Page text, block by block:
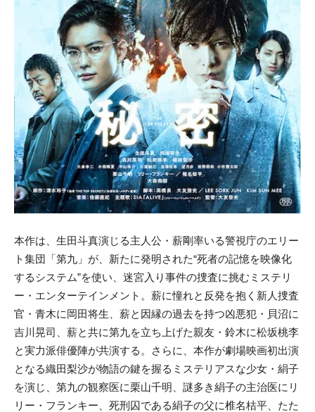
本作は、生田斗真演じる主人公・薪剛率いる警視庁のエリー
ト集団「第九」が、新たに発明された“死者の記憶を映像化
するシステム”を使い、迷宮入り事件の捜査に挑むミステリ
ー・エンターテインメント。薪に憧れと反発を抱く新人捜査
官・青木に岡田将生、薪と因縁の過去を持つ凶悪犯・貝沼に
吉川晃司、薪と共に第九を立ち上げた親友・鈴木に松坂桃李
と実力派俳優陣が共演する。さらに、本作が劇場映画初出演
となる織田梨沙が物語の鍵を握るミステリアスな少女・絹子
を演じ、第九の観察医に栗山千明、謎多き絹子の主治医にリ
リー・フランキー、死刑囚である絹子の父に椎名桔平、たた